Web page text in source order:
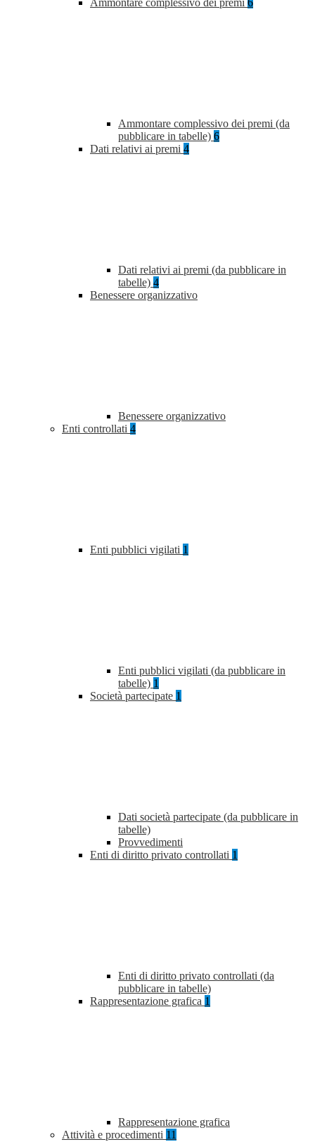
Ammontare complessivo dei premi 6
Ammontare complessivo dei premi (da
pubblicare in tabelle) 6
Dati relativi ai premi 4
Dati relativi ai premi (da pubblicare in
tabelle) 4
Benessere organizzativo
Benessere organizzativo
Enti controllati 4
Enti pubblici vigilati 1
Enti pubblici vigilati (da pubblicare in
tabelle) 1
Società partecipate 1
Dati società partecipate (da pubblicare in
tabelle)
Provvedimenti
Enti di diritto privato controllati 1
Enti di diritto privato controllati (da
pubblicare in tabelle)
Rappresentazione grafica 1
Rappresentazione grafica
Attività e procedimenti 11